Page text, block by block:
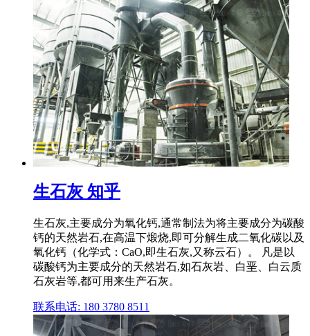
生石灰 知乎
生石灰,主要成分为氧化钙,通常制法为将主要成分为碳酸
钙的天然岩石,在高温下煅烧,即可分解生成二氧化碳以及
氧化钙（化学式：CaO,即生石灰,又称云石）。 凡是以
碳酸钙为主要成分的天然岩石,如石灰岩、白垩、白云质
石灰岩等,都可用来生产石灰。
联系电话: 180 3780 8511